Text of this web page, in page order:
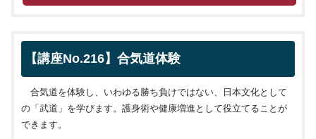
【講座No.216】合気道体験
合気道を体験し、いわゆる勝ち負けではない、日本文化として
の「武道」を学びます。護身術や健康増進として役立てることが
できます。